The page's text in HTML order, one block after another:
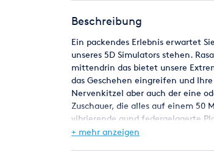
Beschreibung
Ein packendes Erlebnis erwartet
unseres 5D Simulators stehen.
mittendrin das bietet unsere
das Geschehen eingreifen und
Nervenkitzel aber auch der eine
Zuschauer, die alles auf einem 50
vibrierende aund federgelagerte
die virtuellen Welten eintauchen.
+ mehr anzeigen